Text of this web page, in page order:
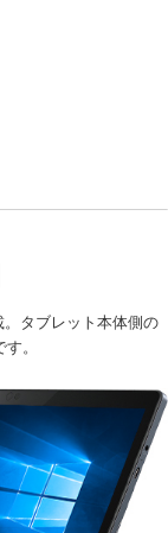
。タブレット本体側の
。